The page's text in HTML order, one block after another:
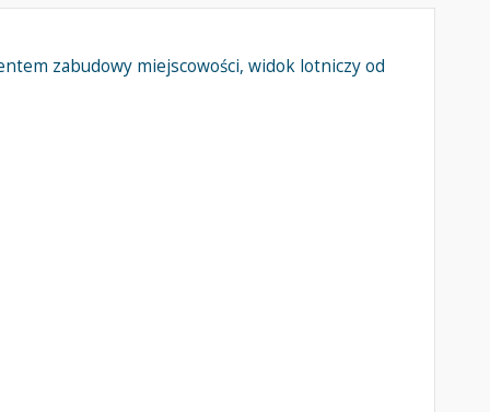
zabudowy miejscowości, widok lotniczy od